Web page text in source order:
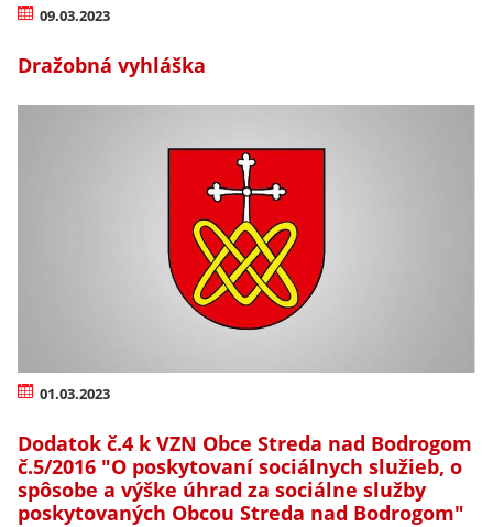
09.03.2023
Dražobná vyhláška
01.03.2023
Dodatok č.4 k VZN Obce Streda nad Bodrogom
č.5/2016 "O poskytovaní sociálnych služieb, o
spôsobe a výške úhrad za sociálne služby
poskytovaných Obcou Streda nad Bodrogom"